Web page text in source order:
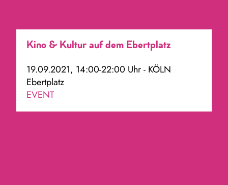
Kino & Kultur auf dem Ebertplatz
19.09.2021, 14:00-22:00 Uhr - KÖLN
Ebertplatz
EVENT